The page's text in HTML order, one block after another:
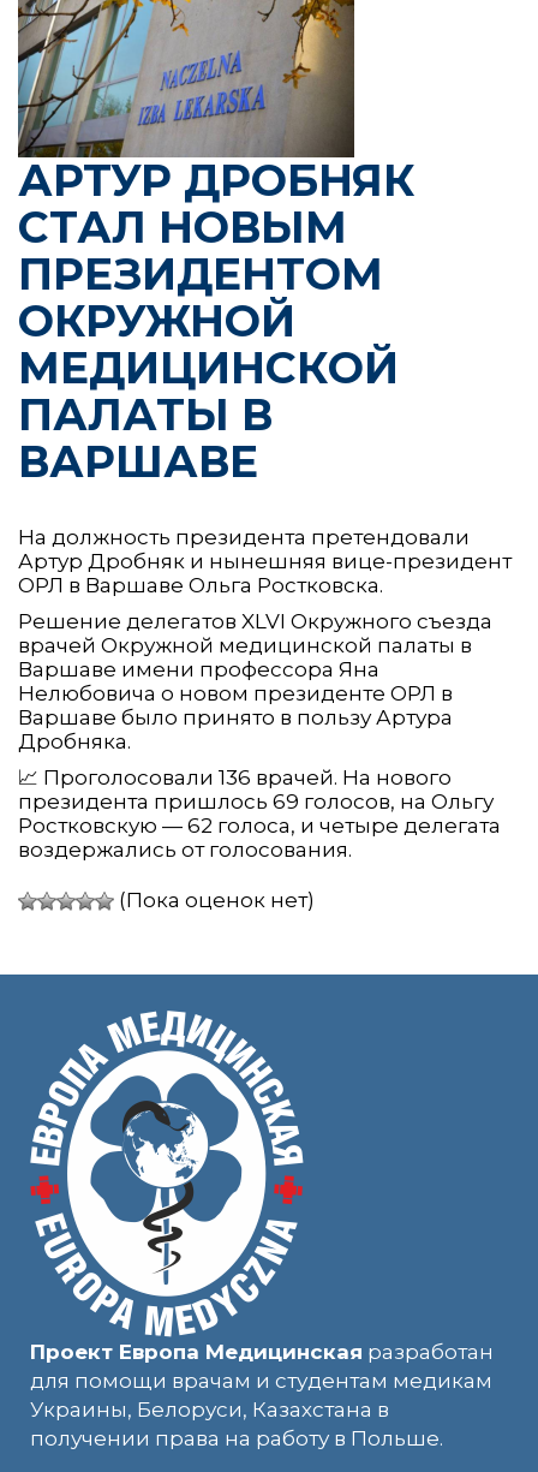
АРТУР ДРОБНЯК
СТАЛ НОВЫМ
ПРЕЗИДЕНТОМ
ОКРУЖНОЙ
МЕДИЦИНСКОЙ
ПАЛАТЫ В
ВАРШАВЕ
На должность президента претендовали
Артур Дробняк и нынешняя вице-президент
ОРЛ в Варшаве Ольга Ростковска.
Решение делегатов XLVI Окружного съезда
врачей Окружной медицинской палаты в
Варшаве имени профессора Яна
Нелюбовича о новом президенте ОРЛ в
Варшаве было принято в пользу Артура
Дробняка.
📈 Проголосовали 136 врачей. На нового
президента пришлось 69 голосов, на Ольгу
Ростковскую — 62 голоса, и четыре делегата
воздержались от голосования.
(Пока оценок нет)
Проект Европа Медицинская разработан
для помощи врачам и студентам медикам
Украины, Белоруси, Казахстана в
получении права на работу в Польше.